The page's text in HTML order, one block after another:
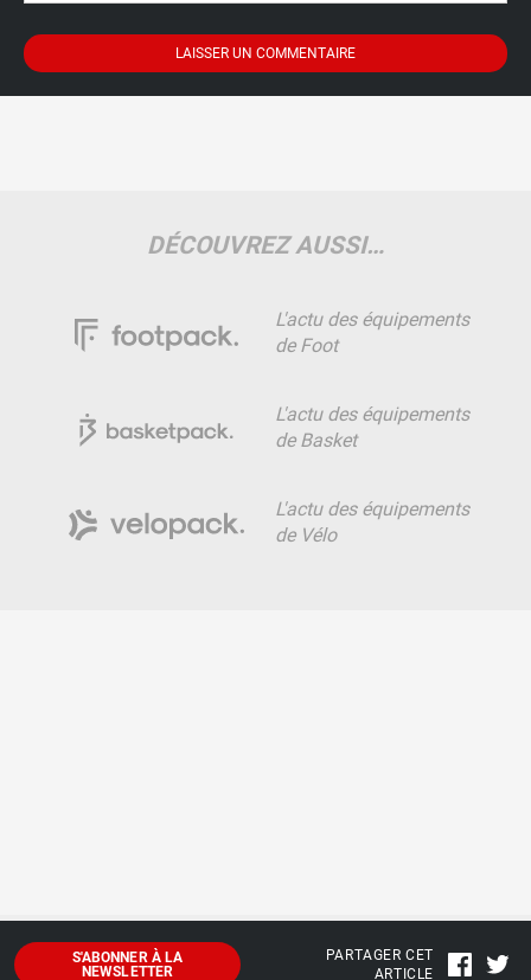
DÉCOUVREZ AUSSI…
L'actu des équipements
de Foot
L'actu des équipements
de Basket
L'actu des équipements
de Vélo
S'ABONNER À LA
NEWSLETTER
PARTAGER CET
ARTICLE